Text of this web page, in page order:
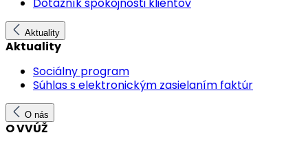
Aktuality
Aktuality
Sociálny program
Súhlas s elektronickým zasielaním faktúr
O nás
O VVÚŽ